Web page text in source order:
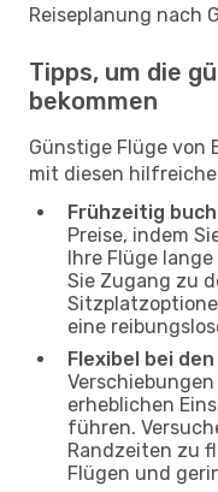
Reiseplanung nach
Tipps, um die
bekommen
Günstige Flüge von
mit diesen
Frühzeitig
Preise, indem
Ihre Flüge
Sie Zugang zu
eine
Flexibel bei
erheblichen
führen.
Randzeiten zu
Flügen und